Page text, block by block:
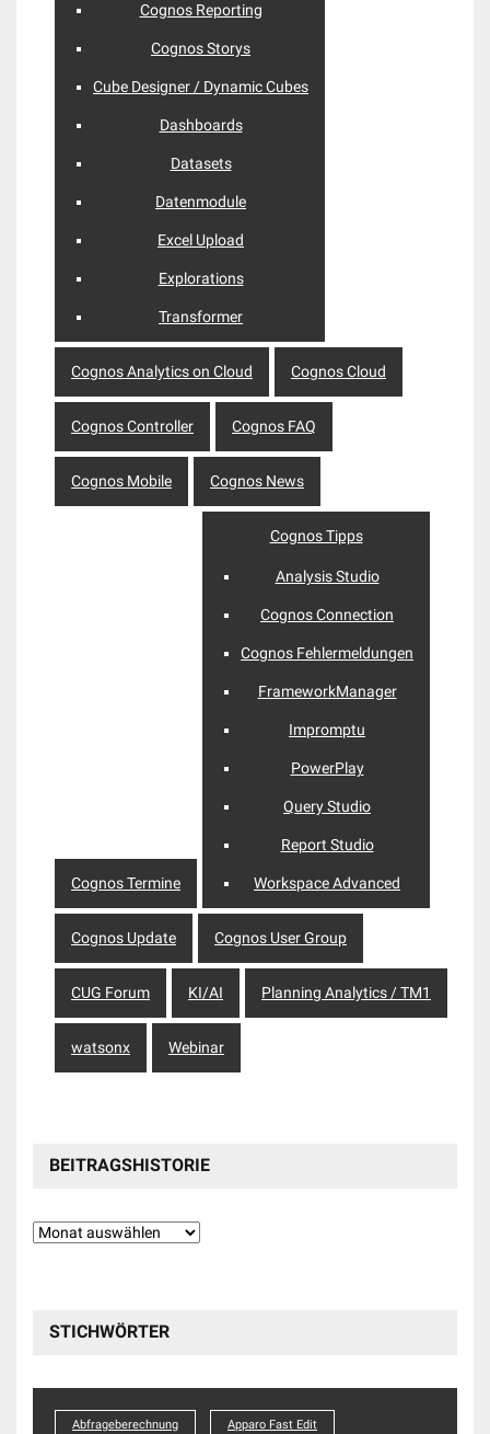
Cognos Reporting
Cognos Storys
Cube Designer / Dynamic Cubes
Dashboards
Datasets
Datenmodule
Excel Upload
Explorations
Transformer
Cognos Analytics on Cloud Cognos Cloud
Cognos Controller Cognos FAQ
Cognos Mobile Cognos News
Cognos Termine
Cognos Tipps
Analysis Studio
Cognos Connection
Cognos Fehlermeldungen
FrameworkManager
Impromptu
PowerPlay
Query Studio
Report Studio
Workspace Advanced
Cognos Update Cognos User Group
CUG Forum KI/AI Planning Analytics / TM1
watsonx Webinar
BEITRAGSHISTORIE
Beitragshistorie
STICHWÖRTER
Abfrageberechnung Apparo Fast Edit